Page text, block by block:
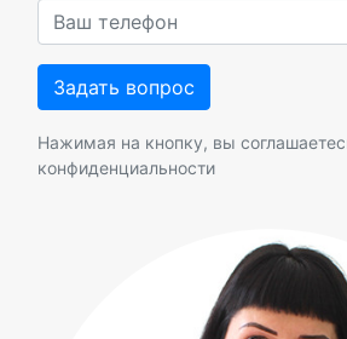
Нажимая на кнопку, вы
конфиденциальности